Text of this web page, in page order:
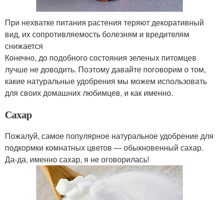
При нехватке питания растения теряют декоративный
вид, их сопротивляемость болезням и вредителям
снижается
Конечно, до подобного состояния зеленых питомцев
лучше не доводить. Поэтому давайте поговорим о том,
какие натуральные удобрения мы можем использовать
для своих домашних любимцев, и как именно.
Сахар
Пожалуй, самое популярное натуральное удобрение для
подкормки комнатных цветов — обыкновенный сахар.
Да-да, именно сахар, я не оговорилась!